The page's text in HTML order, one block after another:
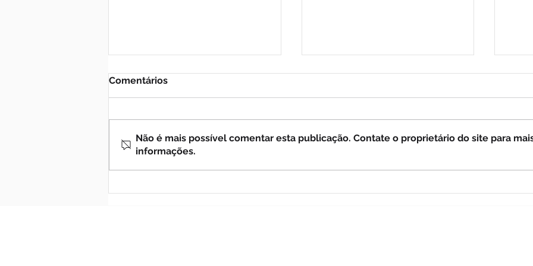
Profecias sobre a Rússia (5) Profecias sobre a Rússia (4)
Comentários
Não é mais possível comentar esta publicação. Contate o proprietário do site para
informações.